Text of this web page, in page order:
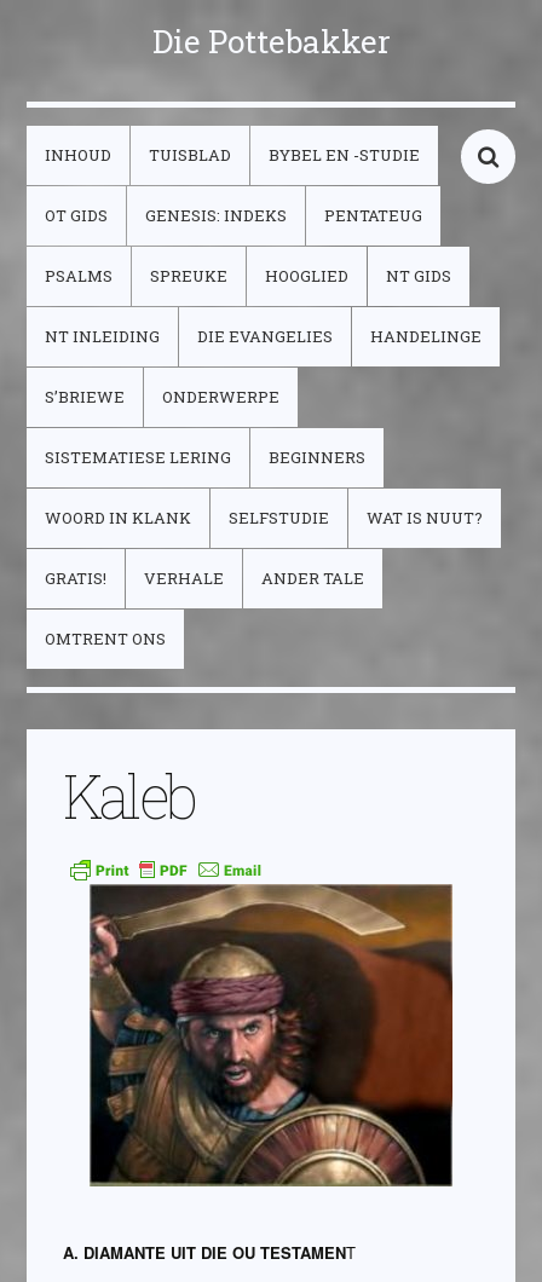
Die Pottebakker
INHOUD TUISBLAD BYBEL EN -STUDIE
OT GIDS GENESIS: INDEKS PENTATEUG
PSALMS SPREUKE HOOGLIED NT GIDS
NT INLEIDING DIE EVANGELIES HANDELINGE
S’BRIEWE ONDERWERPE
SISTEMATIESE LERING BEGINNERS
WOORD IN KLANK SELFSTUDIE WAT IS NUUT?
GRATIS! VERHALE ANDER TALE
OMTRENT ONS
Kaleb
A. DIAMANTE UIT DIE OU TESTAMENT